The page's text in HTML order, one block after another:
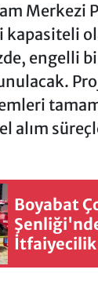
Merkezi
engelli
alım
Boyabat
Eğitim